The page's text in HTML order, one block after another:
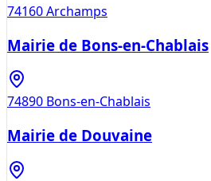
74160Archamps
Mairie de Bons-en-Chablais
74890 Bons-en-Chablais
Mairie de Douvaine